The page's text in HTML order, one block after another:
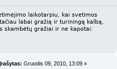
laikotarpiu, kai svetimos
labai gražią ir turiningą kalbą,
skambėtų gražiai ir ne kapotai:
Gruodis 09, 2010, 13:09 »